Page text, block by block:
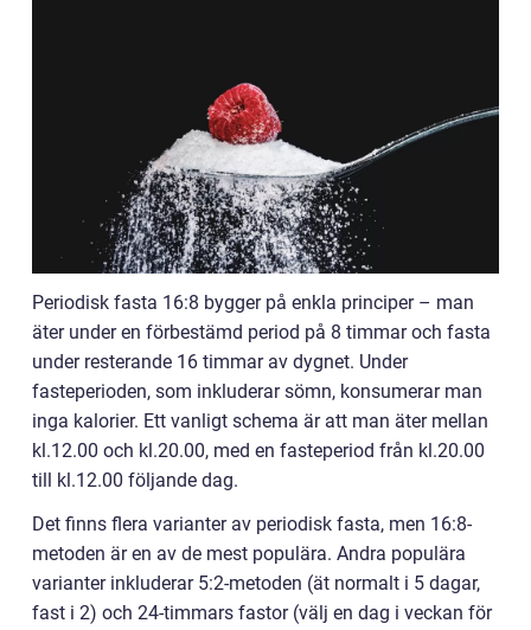
Periodisk fasta 16:8 bygger på enkla principer – man
äter under en förbestämd period på 8 timmar och fasta
under resterande 16 timmar av dygnet. Under
fasteperioden, som inkluderar sömn, konsumerar man
inga kalorier. Ett vanligt schema är att man äter mellan
kl.12.00 och kl.20.00, med en fasteperiod från kl.20.00
till kl.12.00 följande dag.
Det finns flera varianter av periodisk fasta, men 16:8-
metoden är en av de mest populära. Andra populära
varianter inkluderar 5:2-metoden (ät normalt i 5 dagar,
fast i 2) och 24-timmars fastor (välj en dag i veckan för